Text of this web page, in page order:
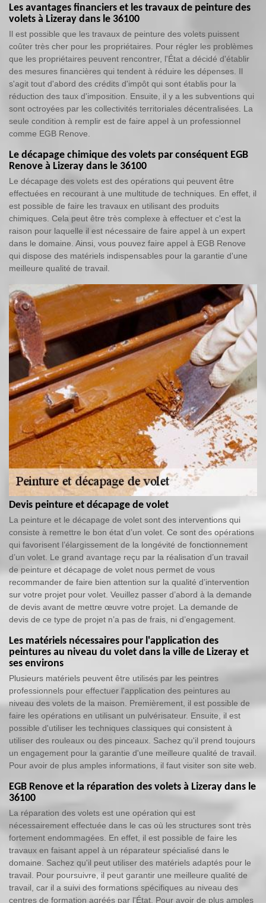
Les avantages financiers et les travaux de peinture des
volets à Lizeray dans le 36100
Il est possible que les travaux de peinture des volets puissent
coûter très cher pour les propriétaires. Pour régler les problèmes
que les propriétaires peuvent rencontrer, l'État a décidé d'établir
des mesures financières qui tendent à réduire les dépenses. Il
s'agit tout d'abord des crédits d'impôt qui sont établis pour la
réduction des taux d'imposition. Ensuite, il y a les subventions qui
sont octroyées par les collectivités territoriales décentralisées. La
seule condition à remplir est de faire appel à un professionnel
comme EGB Renove.
Le décapage chimique des volets par conséquent EGB
Renove à Lizeray dans le 36100
Le décapage des volets est des opérations qui peuvent être
effectuées en recourant à une multitude de techniques. En effet, il
est possible de faire les travaux en utilisant des produits
chimiques. Cela peut être très complexe à effectuer et c'est la
raison pour laquelle il est nécessaire de faire appel à un expert
dans le domaine. Ainsi, vous pouvez faire appel à EGB Renove
qui dispose des matériels indispensables pour la garantie d'une
meilleure qualité de travail.
Devis peinture et décapage de volet
La peinture et le décapage de volet sont des interventions qui
consiste à remettre le bon état d’un volet. Ce sont des opérations
qui favorisent l’élargissement de la longévité de fonctionnement
d’un volet. Le grand avantage reçu par la réalisation d’un travail
de peinture et décapage de volet nous permet de vous
recommander de faire bien attention sur la qualité d’intervention
sur votre projet pour volet. Veuillez passer d’abord à la demande
de devis avant de mettre œuvre votre projet. La demande de
devis de ce type de projet n’a pas de frais, ni d’engagement.
Les matériels nécessaires pour l'application des
peintures au niveau du volet dans la ville de Lizeray et
ses environs
Plusieurs matériels peuvent être utilisés par les peintres
professionnels pour effectuer l'application des peintures au
niveau des volets de la maison. Premièrement, il est possible de
faire les opérations en utilisant un pulvérisateur. Ensuite, il est
possible d'utiliser les techniques classiques qui consistent à
utiliser des rouleaux ou des pinceaux. Sachez qu'il prend toujours
un engagement pour la garantie d'une meilleure qualité de travail.
Pour avoir de plus amples informations, il faut visiter son site web.
EGB Renove et la réparation des volets à Lizeray dans le
36100
La réparation des volets est une opération qui est
nécessairement effectuée dans le cas où les structures sont très
fortement endommagées. En effet, il est possible de faire les
travaux en faisant appel à un réparateur spécialisé dans le
domaine. Sachez qu'il peut utiliser des matériels adaptés pour le
travail. Pour poursuivre, il peut garantir une meilleure qualité de
travail, car il a suivi des formations spécifiques au niveau des
centres de formation agréés par l'État. Pour avoir de plus amples